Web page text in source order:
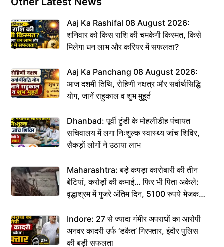
Aaj Ka Rashifal 08 August 2026:
शनिवार को किस राशि की चमकेगी किस्मत, किसे
मिलेगा धन लाभ और करियर में सफलता?
Aaj Ka Panchang 08 August 2026:
आज दशमी तिथि, रोहिणी नक्षत्र और सर्वार्थसिद्धि
योग, जानें राहुकाल व शुभ मुहूर्त
Dhanbad: पूर्वी टुंडी के मोहलीडीह पंचायत
सचिवालय में लगा निःशुल्क स्वास्थ्य जांच शिविर,
सैकड़ों लोगों ने उठाया लाभ
Maharashtra: बड़े कपड़ा कारोबारी की तीन
बेटियां, करोड़ों की कमाई… फिर भी पिता अकेले:
वृद्धाश्रम में गुजरे अंतिम दिन, 5100 रुपये भेजकर
कहा– अंतिम संस्कार कर दीजिए हम नहीं आ पाएंगे
Indore: 27 से ज्यादा गंभीर अपराधों का आरोपी
अनवर कादरी उर्फ ‘डकैत’ गिरफ्तार, इंदौर पुलिस
की बड़ी सफलता